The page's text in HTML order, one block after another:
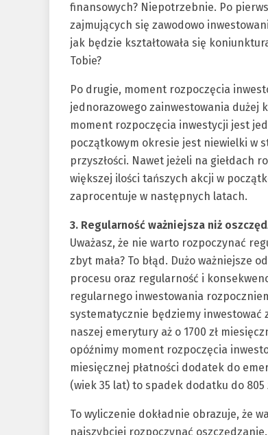
finansowych? Niepotrzebnie. Po
zajmujących się zawodowo
jak będzie kształtowała się
Tobie?
Po drugie, moment rozpoczęcia
jednorazowego zainwestowania dużej
moment rozpoczęcia inwestycji jest
początkowym okresie jest niewielki w
przyszłości. Nawet jeżeli na giełdach
większej ilości tańszych akcji w
zaprocentuje w następnych latach.
3. Regularność ważniejsza niż
Uważasz, że nie warto rozpoczynać
zbyt mała? To błąd. Dużo ważniejsze
procesu oraz regularność i
regularnego inwestowania
systematycznie będziemy inwestować
naszej emerytury aż o 1700 zł
opóźnimy moment rozpoczęcia
miesięcznej płatności dodatek do
(wiek 35 lat) to spadek dodatku do 805
To wyliczenie dokładnie obrazuje, że
najszybciej rozpoczynać oszczędzanie.